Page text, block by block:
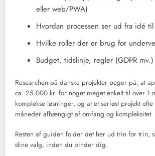
eller web/PWA)
Hvordan processen ser ud fra idé
Hvilke roller der er brug for
Budget, tidslinje, regler (GDPR
Researchen på danske projekter peger på, at
ca. 25.000 kr. for noget meget enkelt til over 1
komplekse løsninger, og at et seriøst projekt
måneder afhængigt af omfang og kompleksitet.
Resten af guiden folder det her ud trin for trin,
dine valg, inden du binder dig.